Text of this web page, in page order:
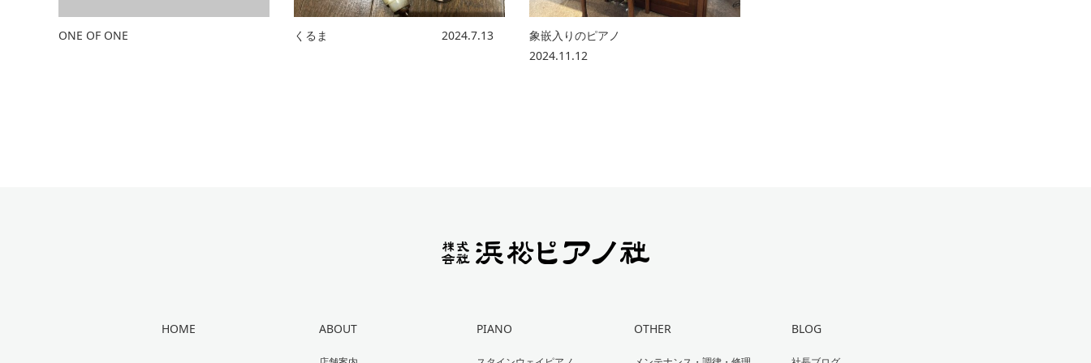
ONE OF ONE くるま 2024.7.13
象嵌入りのピアノ
2024.11.12
HOME ABOUT PIANO OTHER BLOG